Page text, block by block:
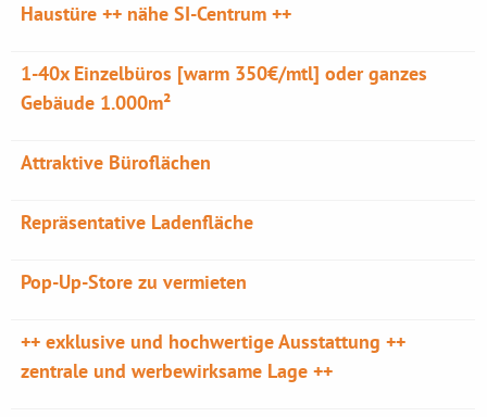
Haustüre ++ nähe SI-Centrum ++
1-40x Einzelbüros [warm 350€/mtl] oder ganzes
Gebäude 1.000m²
Attraktive Büroflächen
Repräsentative Ladenfläche
Pop-Up-Store zu vermieten
++ exklusive und hochwertige Ausstattung ++
zentrale und werbewirksame Lage ++